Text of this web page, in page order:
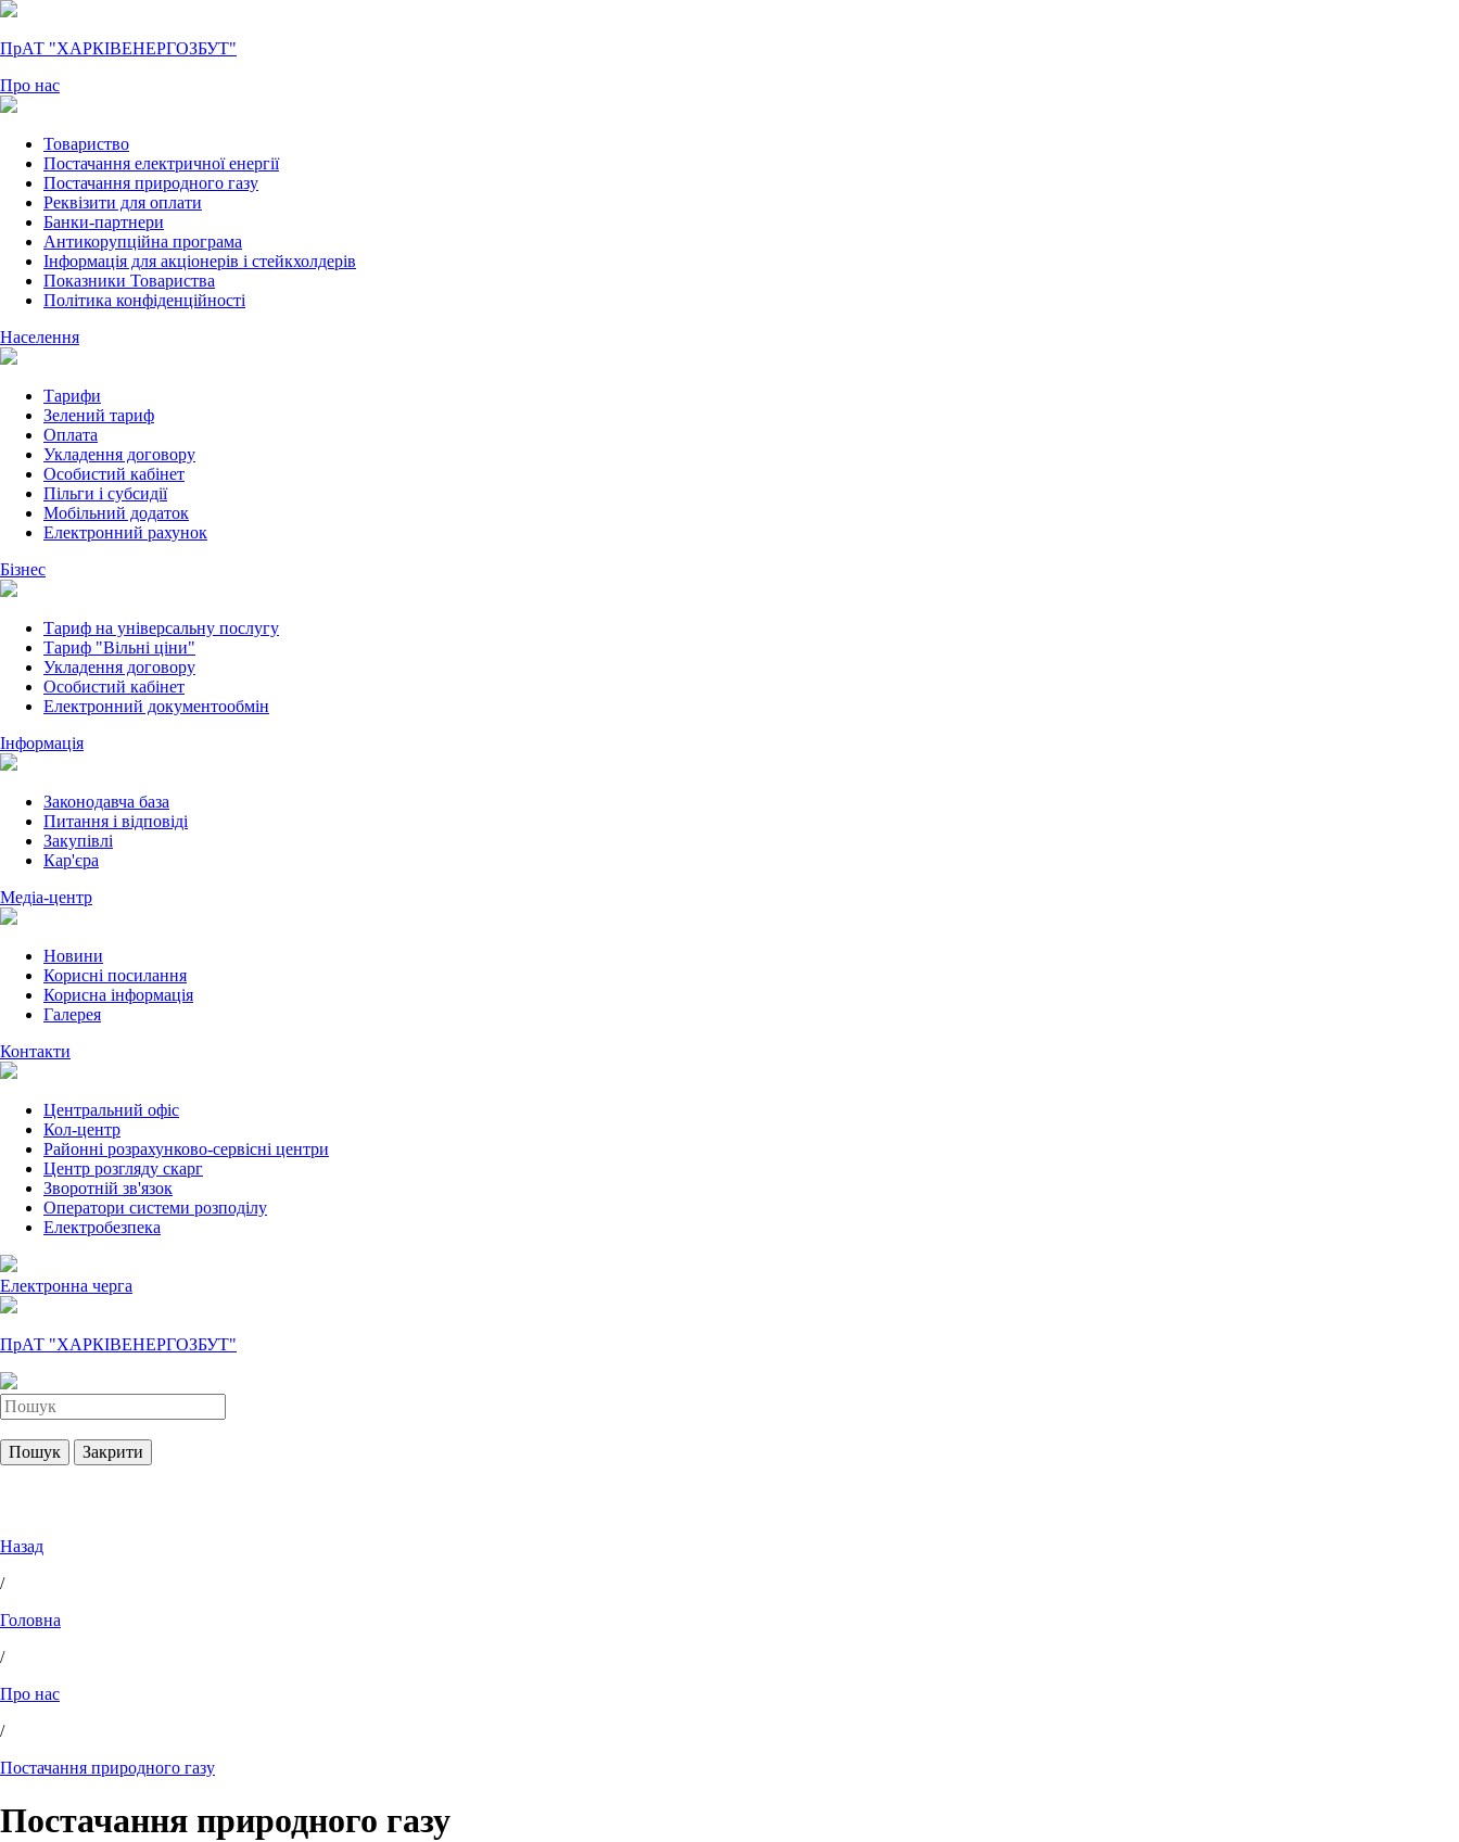
ПрАТ "ХАРКІВЕНЕРГОЗБУТ"
Про нас
Товариство
Постачання електричної енергії
Постачання природного газу
Реквізити для оплати
Банки-партнери
Антикорупційна програма
Інформація для акціонерів і стейкхолдерів
Показники Товариства
Політика конфіденційності
Населення
Тарифи
Зелений тариф
Оплата
Укладення договору
Особистий кабінет
Пільги і субсидії
Мобільний додаток
Електронний рахунок
Бізнес
Тариф на універсальну послугу
Тариф "Вільні ціни"
Укладення договору
Особистий кабінет
Електронний документообмін
Інформація
Законодавча база
Питання і відповіді
Закупівлі
Кар'єра
Медіа-центр
Новини
Корисні посилання
Корисна інформація
Галерея
Контакти
Центральний офіс
Кол-центр
Районні розрахунково-сервісні центри
Центр розгляду скарг
Зворотній зв'язок
Оператори системи розподілу
Електробезпека
Електронна черга
ПрАТ "ХАРКІВЕНЕРГОЗБУТ"
Пошук Закрити
Назад
/
Головна
/
Про нас
/
Постачання природного газу
Постачання природного газу